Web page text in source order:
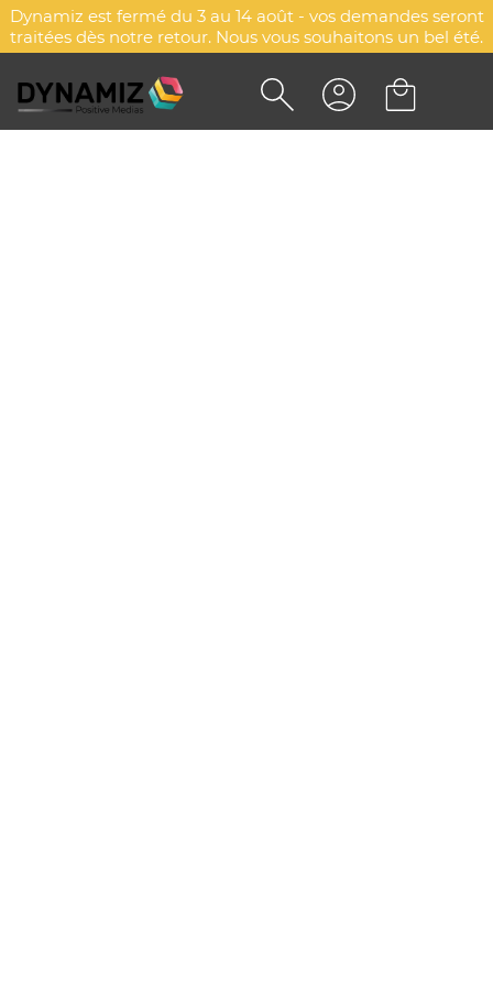
Dynamiz est fermé du 3 au 14 août - vos demandes seront
traitées dès notre retour. Nous vous souhaitons un bel été.
Objets publicitaires personnalisés
Accueil